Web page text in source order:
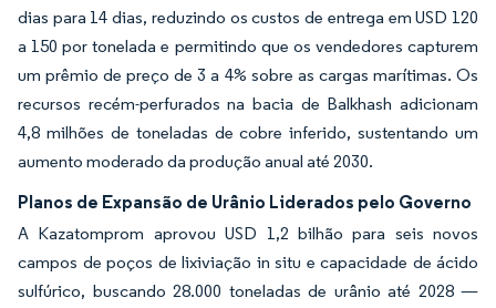
dias para 14 dias, reduzindo os custos de entrega em USD 120
a 150 por tonelada e permitindo que os vendedores capturem
um prêmio de preço de 3 a 4% sobre as cargas marítimas. Os
recursos recém-perfurados na bacia de Balkhash adicionam
4,8 milhões de toneladas de cobre inferido, sustentando um
aumento moderado da produção anual até 2030.
Planos de Expansão de Urânio Liderados pelo Governo
A Kazatomprom aprovou USD 1,2 bilhão para seis novos
campos de poços de lixiviação in situ e capacidade de ácido
sulfúrico, buscando 28.000 toneladas de urânio até 2028 —